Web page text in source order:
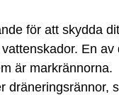
för att skydda
En av
är markrännorna.
dräneringsrännor,